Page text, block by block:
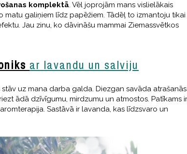
komplektā. Vēl joprojām mans vislielākais
galiņiem līdz papēžiem. Tādēļ to izmantoju tikai
Jau zinu, ko dāvināšu mammai Ziemassvētkos
ar lavandu un salviju
stāv uz mana darba galda. Diezgan savāda atrašanās
ādā dzīvīgumu, mirdzumu un atmostos. Patīkams ir
Sastāvā ir lavanda, kas līdzsvaro un